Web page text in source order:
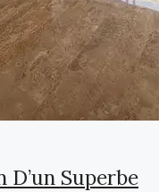
D’un Superbe